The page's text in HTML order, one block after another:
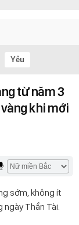
Yêu
từ năm 3
khi mới
sớm, không ít
ngày Thần Tài.